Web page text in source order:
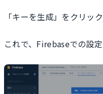
「キーを生成」をクリック
これで、Firebaseでの設